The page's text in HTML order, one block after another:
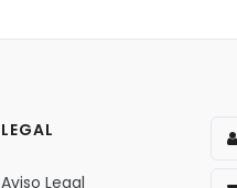
LEGAL
Aviso Legal